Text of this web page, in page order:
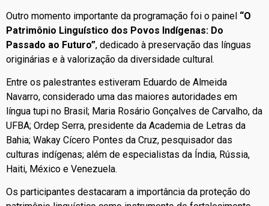
Outro momento importante da programação foi o painel “O
Patrimônio Linguístico dos Povos Indígenas: Do
Passado ao Futuro”, dedicado à preservação das línguas
originárias e à valorização da diversidade cultural.
Entre os palestrantes estiveram Eduardo de Almeida
Navarro, considerado uma das maiores autoridades em
língua tupi no Brasil; Maria Rosário Gonçalves de Carvalho, da
UFBA; Ordep Serra, presidente da Academia de Letras da
Bahia; Wakay Cícero Pontes da Cruz, pesquisador das
culturas indígenas; além de especialistas da Índia, Rússia,
Haiti, México e Venezuela.
Os participantes destacaram a importância da proteção do